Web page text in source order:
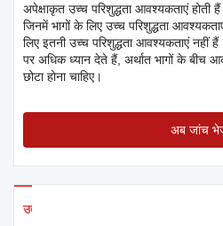
अपेक्षाकृत उच्च परिशुद्धता आवश्यकताएं
जिनमें भागों के लिए उच्च परिशुद्धता
लिए इतनी उच्च परिशुद्धता आवश्यकताएं नहीं
पर अधिक ध्यान देते हैं, अर्थात भागों के बीच
छोटा होना चाहिए।
अब जांच
उत्पाद विवरण